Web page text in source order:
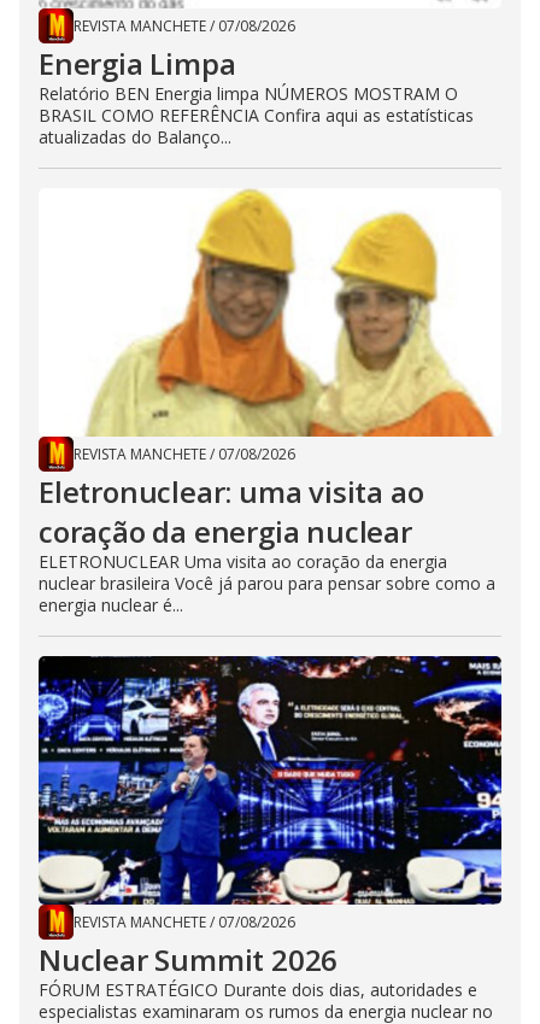
REVISTA MANCHETE/ 07/08/2026
Energia Limpa
Relatório BEN Energia limpa NÚMEROS MOSTRAM O
BRASIL COMO REFERÊNCIA Confira aqui as estatísticas
atualizadas do Balanço...
REVISTA MANCHETE/ 07/08/2026
Eletronuclear: uma visita ao
coração da energia nuclear
ELETRONUCLEAR Uma visita ao coração da energia
nuclear brasileira Você já parou para pensar sobre como a
energia nuclear é...
REVISTA MANCHETE/ 07/08/2026
Nuclear Summit 2026
FÓRUM ESTRATÉGICO Durante dois dias, autoridades e
especialistas examinaram os rumos da energia nuclear no